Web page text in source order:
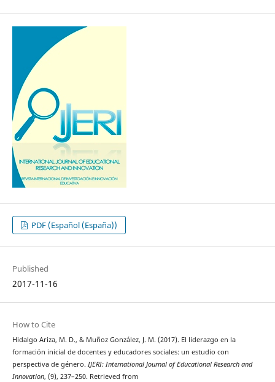
PDF (Español (España))
Published
2017-11-16
How to Cite
Hidalgo Ariza, M. D., & Muñoz González, J. M. (2017). El liderazgo en la
formación inicial de docentes y educadores sociales: un estudio con
perspectiva de género. IJERI: International Journal of Educational Research and
Innovation, (9), 237–250. Retrieved from